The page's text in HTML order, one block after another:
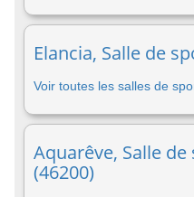
Elancia, Salle de
Voir toutes les salles de
Aquarêve, Salle
(46200)